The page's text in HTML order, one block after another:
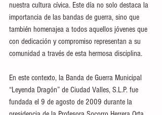
nuestra cultura cívica. Este día no solo destaca la
importancia de las bandas de guerra, sino que
también homenajea a todos aquellos jóvenes que
con dedicación y compromiso representan a su
comunidad a través de esta hermosa disciplina.
En este contexto, la Banda de Guerra Municipal
“Leyenda Dragón” de Ciudad Valles, S.L.P. fue
fundada el 9 de agosto de 2009 durante la